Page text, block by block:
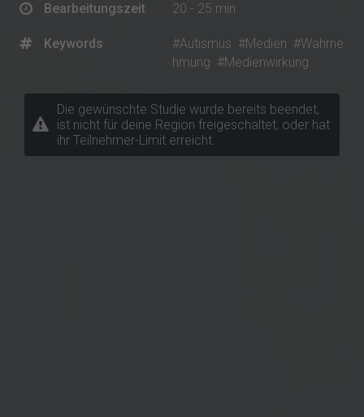
Bearbeitungszeit 20 - 25 min
Keywords #Autismus #Medien #Wahrne
hmung #Medienwirkung
Die gewünschte Studie wurde bereits beendet,
ist nicht für deine Region freigeschaltet, oder hat
ihr Teilnehmer-Limit erreicht.